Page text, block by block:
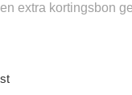
extra kortingsbon